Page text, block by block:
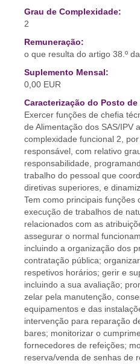
Grau de Complexidade:
2
Remuneração:
o que resulta do artigo 38.º
Suplemento Mensal:
0,00 EUR
Caracterização do Posto de
Exercer funções de chefia
de Alimentação dos SAS/IPV
complexidade funcional 2,
responsável, com relativo
responsabilidade,
trabalho do pessoal que
diretivas superiores, e
Tem como principais funções
execução de trabalhos de
relacionados com as
assegurar o normal
incluindo a organização dos
contratação pública;
respetivos horários; gerir e
incluindo a sua avaliação;
zelar pela manutenção,
equipamentos e das
intervenção para reparação
bares; monitorizar o
fornecedores de refeições;
reserva/venda de senhas de